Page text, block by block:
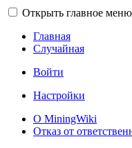
Открыть главное меню
Главная
Случайная
Войти
Настройки
О MiningWiki
Отказ от